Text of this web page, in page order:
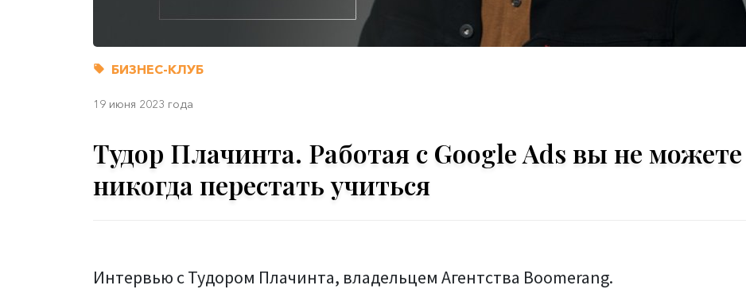
БИЗНЕС-КЛУБ
19 июня 2023 года
Тудор Плачинта. Работая с Google Ads вы не можете
никогда перестать учиться
Интервью с Тудором Плачинта, владельцем Агентства Boomerang.